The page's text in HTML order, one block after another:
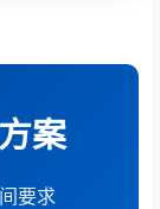
案
要求